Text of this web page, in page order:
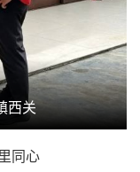
西关
同心